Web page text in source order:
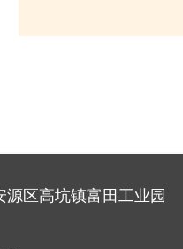
区高坑镇富田工业园